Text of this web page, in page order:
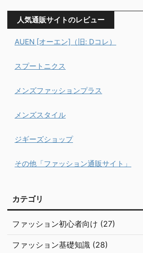
人気通販サイトのレビュー
AUEN [オーエン]（旧: Dコレ）
スプートニクス
メンズファッションプラス
メンズスタイル
ジギーズショップ
その他「ファッション通販サイト」
カテゴリ
ファッション初心者向け (27)
ファッション基礎知識 (28)